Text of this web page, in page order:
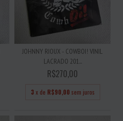
JOHNNY RIOUX - COWBOI! VINIL
LACRADO 201...
R$270,00
3 x de R$90,00 sem juros